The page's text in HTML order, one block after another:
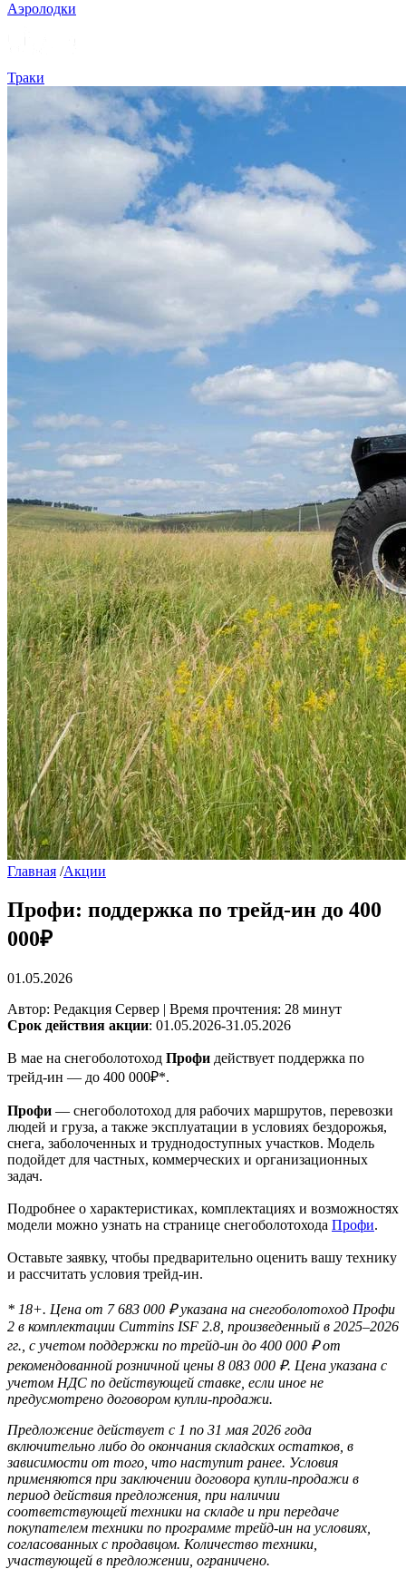
Аэролодки
Траки
Главная /Акции
Профи: поддержка по трейд-ин до 400
000₽
01.05.2026
Автор: Редакция Сервер | Время прочтения: 28 минут
Срок действия акции: 01.05.2026-31.05.2026
В мае на снегоболотоход Профи действует поддержка по
трейд-ин — до 400 000₽*.
Профи — снегоболотоход для рабочих маршрутов, перевозки
людей и груза, а также эксплуатации в условиях бездорожья,
снега, заболоченных и труднодоступных участков. Модель
подойдет для частных, коммерческих и организационных
задач.
Подробнее о характеристиках, комплектациях и возможностях
модели можно узнать на странице снегоболотохода Профи.
Оставьте заявку, чтобы предварительно оценить вашу технику
и рассчитать условия трейд-ин.
* 18+. Цена от 7 683 000 ₽ указана на снегоболотоход Профи
2 в комплектации Cummins ISF 2.8, произведенный в 2025–2026
гг., с учетом поддержки по трейд-ин до 400 000 ₽ от
рекомендованной розничной цены 8 083 000 ₽. Цена указана с
учетом НДС по действующей ставке, если иное не
предусмотрено договором купли-продажи.
Предложение действует с 1 по 31 мая 2026 года
включительно либо до окончания складских остатков, в
зависимости от того, что наступит ранее. Условия
применяются при заключении договора купли-продажи в
период действия предложения, при наличии
соответствующей техники на складе и при передаче
покупателем техники по программе трейд-ин на условиях,
согласованных с продавцом. Количество техники,
участвующей в предложении, ограничено.